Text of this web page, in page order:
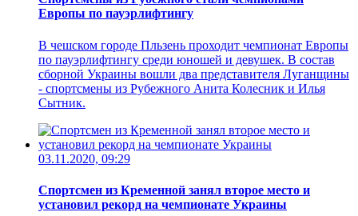
Европы по пауэрлифтингу
В чешском городе Пльзень проходит чемпионат Европы
по пауэрлифтингу среди юношей и девушек. В состав
сборной Украины вошли два представителя Луганщины
- спортсмены из Рубежного Анита Колесник и Илья
Сытник.
03.11.2020, 09:29
Спортсмен из Кременной занял второе место и
установил рекорд на чемпионате Украины